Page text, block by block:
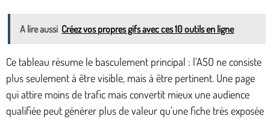
A lire aussi Créez vos propres gifs avec ces 10 outils en ligne
Ce tableau résume le basculement principal : l’ASO ne consiste
plus seulement à être visible, mais à être pertinent. Une page
qui attire moins de trafic mais convertit mieux une audience
qualifiée peut générer plus de valeur qu’une fiche très exposée